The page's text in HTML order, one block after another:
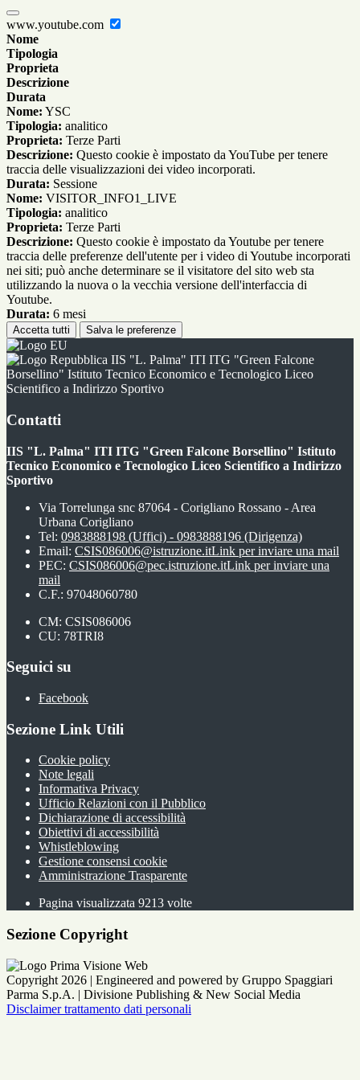
www.youtube.com
Nome
Tipologia
Proprieta
Descrizione
Durata
Nome: YSC
Tipologia: analitico
Proprieta: Terze Parti
Descrizione: Questo cookie è impostato da YouTube per tenere
traccia delle visualizzazioni dei video incorporati.
Durata: Sessione
Nome: VISITOR_INFO1_LIVE
Tipologia: analitico
Proprieta: Terze Parti
Descrizione: Questo cookie è impostato da Youtube per tenere
traccia delle preferenze dell'utente per i video di Youtube incorporati
nei siti; può anche determinare se il visitatore del sito web sta
utilizzando la nuova o la vecchia versione dell'interfaccia di
Youtube.
Durata: 6 mesi
Accetta tutti Salva le preferenze
IIS "L. Palma" ITI ITG "Green Falcone
Borsellino" Istituto Tecnico Economico e Tecnologico Liceo
Scientifico a Indirizzo Sportivo
Contatti
IIS "L. Palma" ITI ITG "Green Falcone Borsellino" Istituto
Tecnico Economico e Tecnologico Liceo Scientifico a Indirizzo
Sportivo
Via Torrelunga snc 87064 - Corigliano Rossano - Area
Urbana Corigliano
Tel: 0983888198 (Uffici) - 0983888196 (Dirigenza)
Email: CSIS086006@istruzione.itLink per inviare una mail
PEC: CSIS086006@pec.istruzione.itLink per inviare una
mail
C.F.: 97048060780
CM: CSIS086006
CU: 78TRI8
Seguici su
Facebook
Sezione Link Utili
Cookie policy
Note legali
Informativa Privacy
Ufficio Relazioni con il Pubblico
Dichiarazione di accessibilità
Obiettivi di accessibilità
Whistleblowing
Gestione consensi cookie
Amministrazione Trasparente
Pagina visualizzata 9213 volte
Sezione Copyright
Copyright 2026 | Engineered and powered by Gruppo Spaggiari
Parma S.p.A. | Divisione Publishing & New Social Media
Disclaimer trattamento dati personali